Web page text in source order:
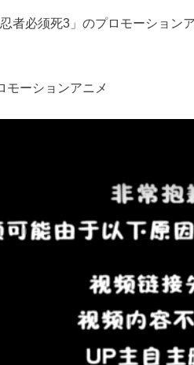
者必须死3」のプロモーション
ーションアニメ